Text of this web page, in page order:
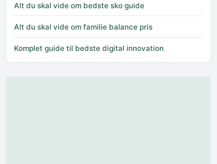
Alt du skal vide om bedste sko guide
Alt du skal vide om familie balance pris
Komplet guide til bedste digital innovation